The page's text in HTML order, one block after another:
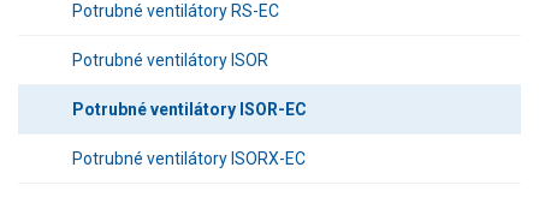
Potrubné ventilátory RS-EC
Potrubné ventilátory ISOR
Potrubné ventilátory ISOR-EC
Potrubné ventilátory ISORX-EC